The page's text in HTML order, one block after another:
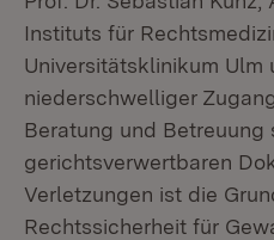
Instituts für
Universitätsklinikum Ulm
niederschwelliger
Beratung und Betreuung
gerichtsverwertbaren
Verletzungen ist die
Rechtssicherheit für